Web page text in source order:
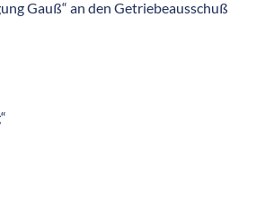
Gauß“ an den Getriebeausschuß